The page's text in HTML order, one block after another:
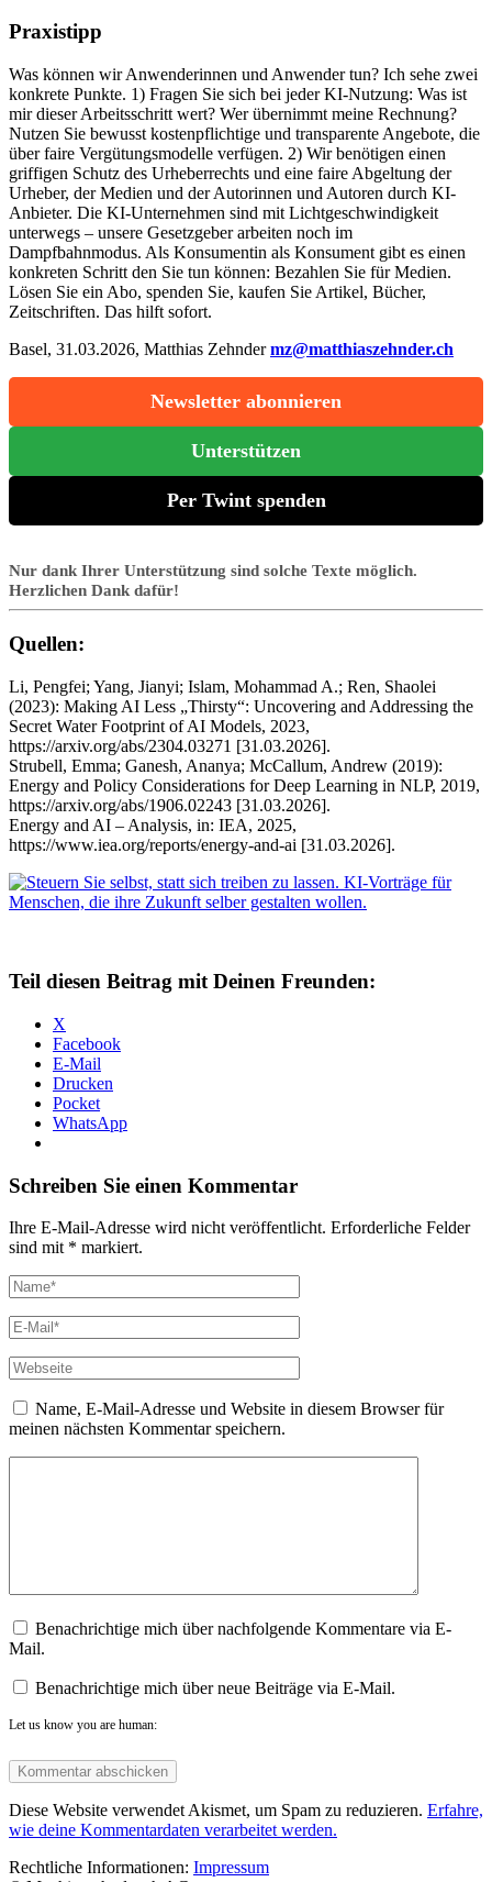
Praxistipp
Was können wir Anwenderinnen und Anwender tun? Ich sehe zwei
konkrete Punkte. 1) Fragen Sie sich bei jeder KI-Nutzung: Was ist
mir dieser Arbeitsschritt wert? Wer übernimmt meine Rechnung?
Nutzen Sie bewusst kostenpflichtige und transparente Angebote, die
über faire Vergütungsmodelle verfügen. 2) Wir benötigen einen
griffigen Schutz des Urheberrechts und eine faire Abgeltung der
Urheber, der Medien und der Autorinnen und Autoren durch KI-
Anbieter. Die KI-Unternehmen sind mit Lichtgeschwindigkeit
unterwegs – unsere Gesetzgeber arbeiten noch im
Dampfbahnmodus. Als Konsumentin als Konsument gibt es einen
konkreten Schritt den Sie tun können: Bezahlen Sie für Medien.
Lösen Sie ein Abo, spenden Sie, kaufen Sie Artikel, Bücher,
Zeitschriften. Das hilft sofort.
Basel, 31.03.2026, Matthias Zehndermz@matthiaszehnder.ch
Newsletter abonnieren
Unterstützen
Per Twint spenden
Nur dank Ihrer Unterstützung sind solche Texte möglich.
Herzlichen Dank dafür!
Quellen:
Li, Pengfei; Yang, Jianyi; Islam, Mohammad A.; Ren, Shaolei
(2023): Making AI Less „Thirsty“: Uncovering and Addressing the
Secret Water Footprint of AI Models, 2023,
https://arxiv.org/abs/2304.03271 [31.03.2026].
Strubell, Emma; Ganesh, Ananya; McCallum, Andrew (2019):
Energy and Policy Considerations for Deep Learning in NLP, 2019,
https://arxiv.org/abs/1906.02243 [31.03.2026].
Energy and AI – Analysis, in: IEA, 2025,
https://www.iea.org/reports/energy-and-ai [31.03.2026].
Teil diesen Beitrag mit Deinen Freunden:
X
Facebook
E-Mail
Drucken
Pocket
WhatsApp
Schreiben Sie einen Kommentar
Ihre E-Mail-Adresse wird nicht veröffentlicht. Erforderliche Felder
sind mit * markiert.
Name, E-Mail-Adresse und Website in diesem Browser für
meinen nächsten Kommentar speichern.
Benachrichtige mich über nachfolgende Kommentare via E-
Mail.
Benachrichtige mich über neue Beiträge via E-Mail.
Let us know you are human:
Diese Website verwendet Akismet, um Spam zu reduzieren. Erfahre,
wie deine Kommentardaten verarbeitet werden.
Rechtliche Informationen: Impressum